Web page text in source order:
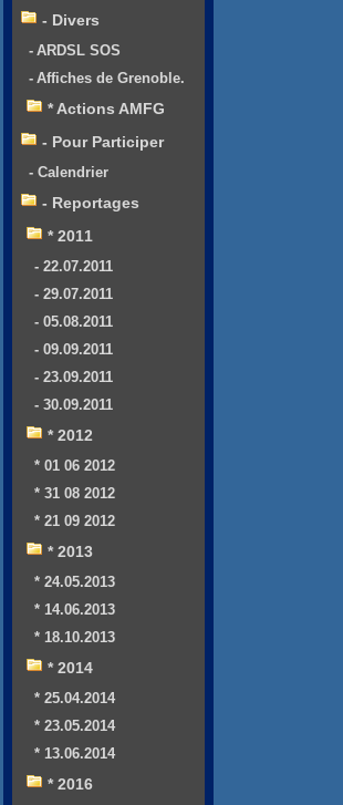
- Divers
- ARDSL SOS
- Affiches de Grenoble.
* Actions AMFG
- Pour Participer
- Calendrier
- Reportages
* 2011
- 22.07.2011
- 29.07.2011
- 05.08.2011
- 09.09.2011
- 23.09.2011
- 30.09.2011
* 2012
* 01 06 2012
* 31 08 2012
* 21 09 2012
* 2013
* 24.05.2013
* 14.06.2013
* 18.10.2013
* 2014
* 25.04.2014
* 23.05.2014
* 13.06.2014
* 2016